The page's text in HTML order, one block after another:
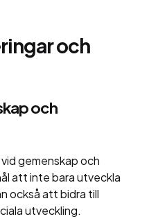
och
och
gemenskap och
att inte bara utveckla
också att bidra till
utveckling.